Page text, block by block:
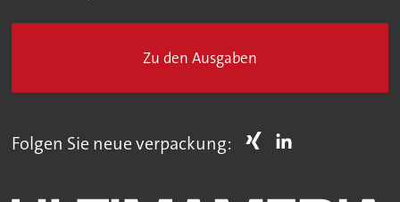
Zu den Ausgaben
Folgen Sie neue verpackung: